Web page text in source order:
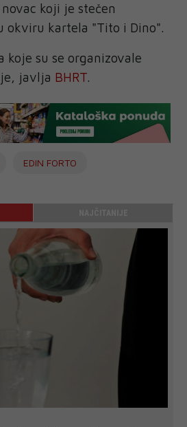
koji je stečen
okviru kartela "Tito i Dino".
koje su se organizovale
javlja BHRT.
EDIN FORTO